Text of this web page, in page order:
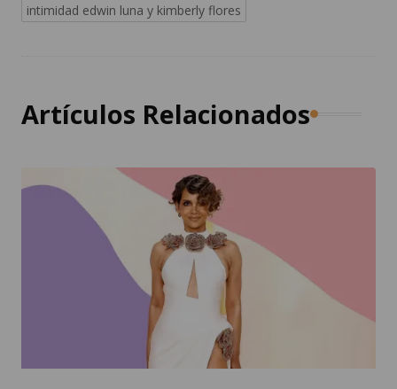
intimidad edwin luna y kimberly flores
Artículos Relacionados